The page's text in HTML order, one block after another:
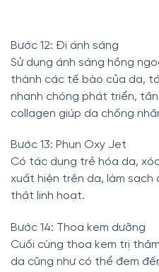
Bước 12: Đi ánh sáng
Sử dụng ánh sáng hồng
thành các tế bào của da,
nhanh chóng phát triển,
collagen giúp da chống
Bước 13: Phun Oxy Jet
Có tác dụng trẻ hóa da,
xuất hiện trên da, làm sạch
thật linh hoạt.
Bước 14: Thoa kem dưỡng
Cuối cùng thoa kem trị
da cũng như có thể đem